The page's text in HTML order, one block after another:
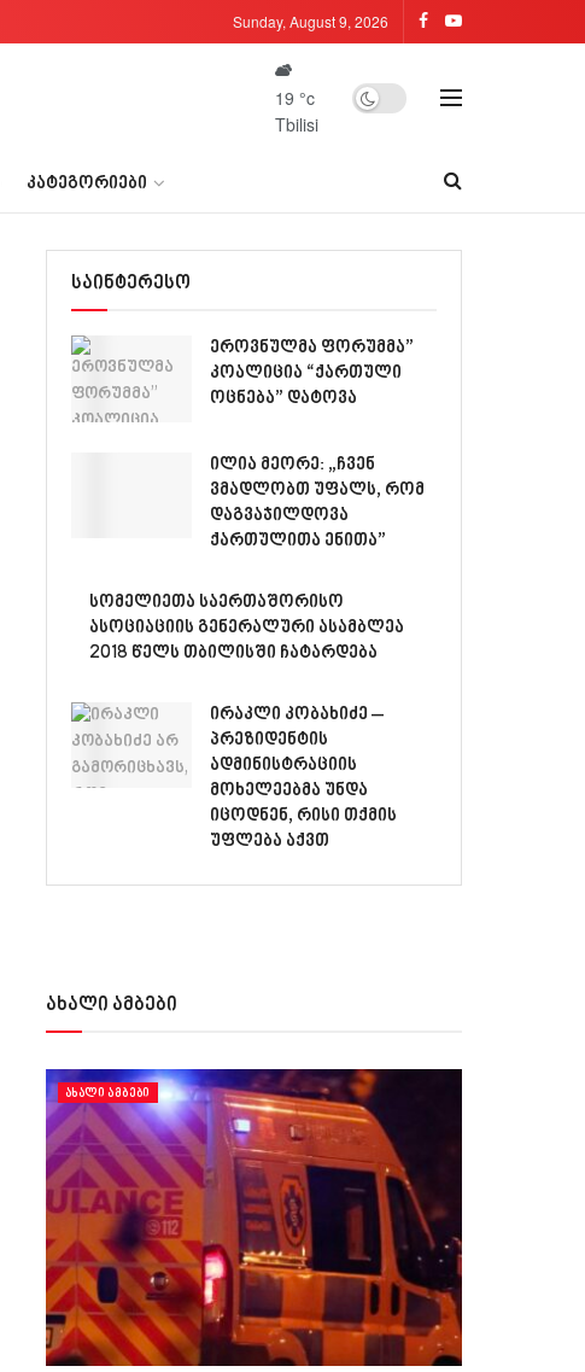
Sunday, August 9, 2026
19 °c
Tbilisi
ᲙᲐᲢᲔᲒᲝᲠᲘᲔᲑᲘ
საინტერესო
ეროვნულმა ფორუმმა”
კოალიცია “ქართული
ოცნება” დატოვა
ილია მეორე: „ჩვენ
ვმადლობთ უფალს, რომ
დაგვაჯილდოვა
ქართულითა ენითა”
სომელიეთა საერთაშორისო
ასოციაციის გენერალური ასამბლეა
2018 წელს თბილისში ჩატარდება
ირაკლი კობახიძე –
პრეზიდენტის
ადმინისტრაციის
მოხელეებმა უნდა
იცოდნენ, რისი თქმის
უფლება აქვთ
ახალი ამბები
ᲐᲮᲐᲚᲘ ᲐᲛᲑᲔᲑᲘ